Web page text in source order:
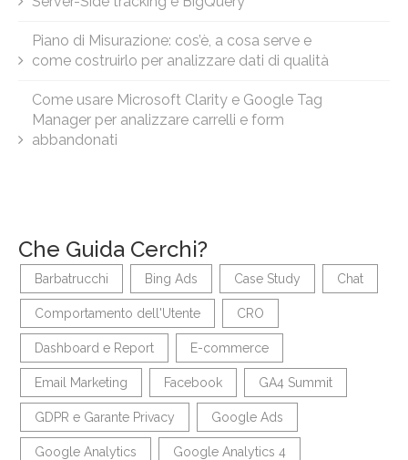
Piano di Misurazione: cos’è, a cosa serve e
come costruirlo per analizzare dati di qualità
Come usare Microsoft Clarity e Google Tag
Manager per analizzare carrelli e form
abbandonati
Che Guida Cerchi?
Barbatrucchi Bing Ads Case Study Chat
Comportamento dell'Utente CRO
Dashboard e Report E-commerce
Email Marketing Facebook GA4 Summit
GDPR e Garante Privacy Google Ads
Google Analytics Google Analytics 4